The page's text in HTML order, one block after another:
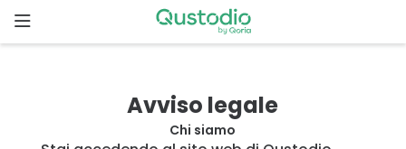
to
content
Qustodio?
Avviso legale
Chi siamo